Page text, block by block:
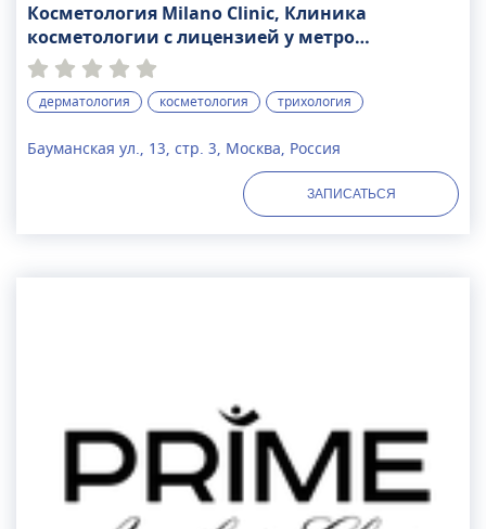
Косметология Milano Clinic, Клиника
косметологии с лицензией у метро
Бауманская
дерматология косметология трихология
Бауманская ул., 13, стр. 3, Москва, Россия
ЗАПИСАТЬСЯ